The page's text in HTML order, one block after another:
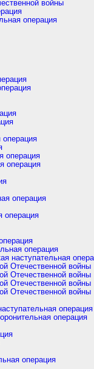
войны
операция
операция
операция
операция
операция
операция
операция
наступательная
Отечественной войны
Отечественной войны
Отечественной войны
Отечественной войны
операция
операция
операция